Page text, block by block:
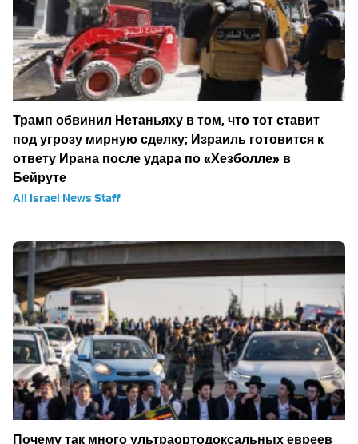
Трамп обвинил Нетаньяху в том, что тот ставит
под угрозу мирную сделку; Израиль готовится к
ответу Ирана после удара по «Хезболле» в
Бейруте
All Israel News Staff
Почему так много ультраортодоксальных евреев